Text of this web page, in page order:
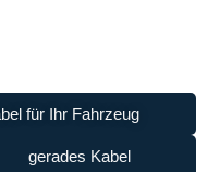
für Ihr Fahrzeug
gerades Kabel